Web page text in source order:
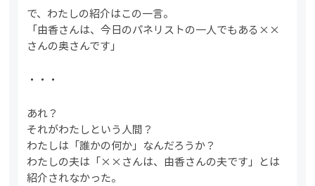
で、わたしの紹介はこの一言。
「由香さんは、今日のパネリストの一人でもある××
さんの奥さんです」
・・・
あれ？
それがわたしという人間？
わたしは「誰かの何か」なんだろうか？
わたしの夫は「××さんは、由香さんの夫です」とは
紹介されなかった。